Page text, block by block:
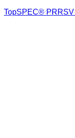
TopSPEC® PRRSV